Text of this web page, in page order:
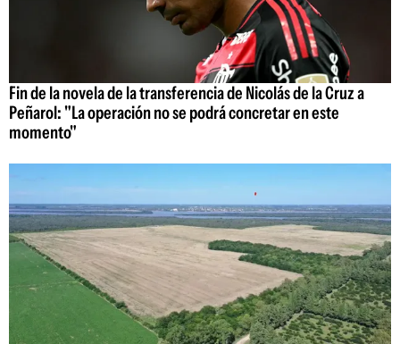
Fin de la novela de la transferencia de Nicolás de la Cruz a
Peñarol: "La operación no se podrá concretar en este
momento"